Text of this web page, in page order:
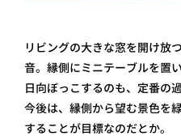
リビングの大きな窓を開け放
音。縁側にミニテーブルを置
日向ぼっこするのも、定番の
今後は、縁側から望む景色を
することが目標なのだとか。